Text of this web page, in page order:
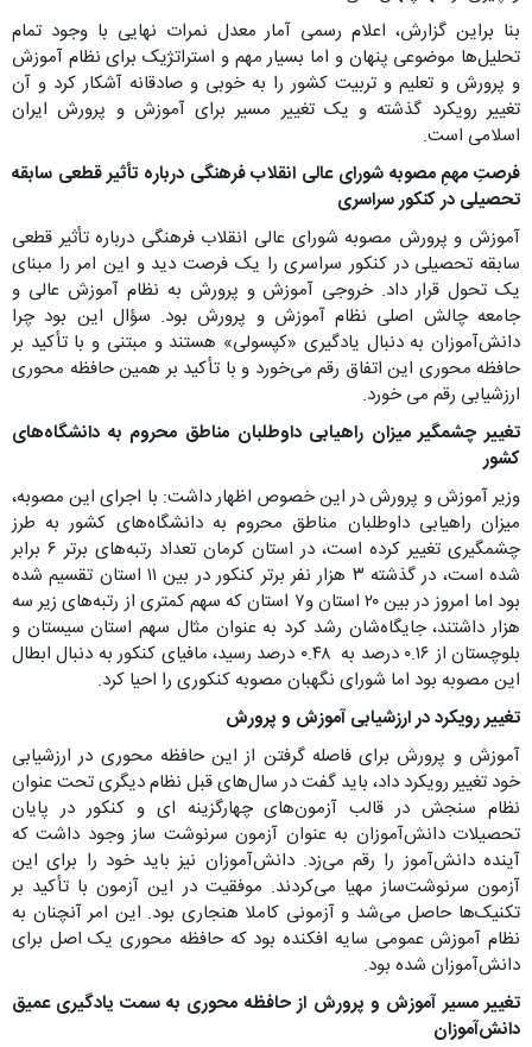
بنا براین گزارش، اعلام رسمی آمار معدل نمرات نهایی با وجود تمام
تحلیل‌ها موضوعی پنهان و اما بسیار مهم و استراتژیک برای نظام آموزش
و پرورش و تعلیم و تربیت کشور را به خوبی و صادقانه آشکار کرد و آن
تغییر رویکرد گذشته و یک تغییر مسیر برای آموزش و پرورش ایران
اسلامی است.
فرصتِ مهمِ مصوبه شورای عالی انقلاب فرهنگی درباره تأثیر قطعی سابقه
تحصیلی در کنکور سراسری
آموزش و پرورش مصوبه شورای عالی انقلاب فرهنگی درباره تأثیر قطعی
سابقه تحصیلی در کنکور سراسری را یک فرصت دید و این امر را مبنای
یک تحول قرار داد. خروجی آموزش و پرورش به نظام آموزش عالی و
جامعه چالش اصلی نظام آموزش و پرورش بود. سؤال این بود چرا
دانش‌آموزان به دنبال یادگیری «کپسولی» هستند و مبتنی و با تأکید بر
حافظه محوری این اتفاق رقم می‌خورد و با تأکید بر همین حافظه محوری
ارزشیابی رقم می خورد.
تغییر چشمگیر میزان راهیابی داوطلبان مناطق محروم به دانشگاه‌های
کشور
وزیر آموزش و پرورش در این خصوص اظهار داشت: با اجرای این مصوبه،
میزان راهیابی داوطلبان مناطق محروم به دانشگاه‌های کشور به طرز
چشمگیری تغییر کرده است، در استان کرمان تعداد رتبه‌های برتر ۶ برابر
شده است، در گذشته ۳ هزار نفر برتر کنکور در بین ۱۱ استان تقسیم شده
بود اما امروز در بین ۲۰ استان و۷ استان که سهم کمتری از رتبه‌های زیر سه
هزار داشتند، جایگاه‌شان رشد کرد به عنوان مثال سهم استان سیستان و
بلوچستان از ۰.۱۶ درصد به ۰.۴۸ درصد رسید، مافیای کنکور به دنبال ابطال
این مصوبه بود اما شورای نگهبان مصوبه کنکوری را احیا کرد.
تغییر رویکرد در ارزشیابی آموزش و پرورش
آموزش و پرورش برای فاصله گرفتن از این حافظه محوری در ارزشیابی
خود تغییر رویکرد داد، باید گفت در سال‌های قبل نظام دیگری تحت عنوان
نظام سنجش در قالب آزمون‌های چهارگزینه ای و کنکور در پایان
تحصیلات دانش‌آموزان به عنوان آزمون سرنوشت ساز وجود داشت که
آینده دانش‌آموز را رقم می‌زد. دانش‌آموزان نیز باید خود را برای این
آزمون سرنوشت‌ساز مهیا می‌کردند. موفقیت در این آزمون با تأکید بر
تکنیک‌ها حاصل می‌شد و آزمونی کاملا هنجاری بود. این امر آنچنان به
نظام آموزش عمومی سایه افکنده بود که حافظه محوری یک اصل برای
دانش‌آموزان شده بود.
تغییر مسیر آموزش و پرورش از حافظه محوری به سمت یادگیری عمیق
دانش‌آموزان